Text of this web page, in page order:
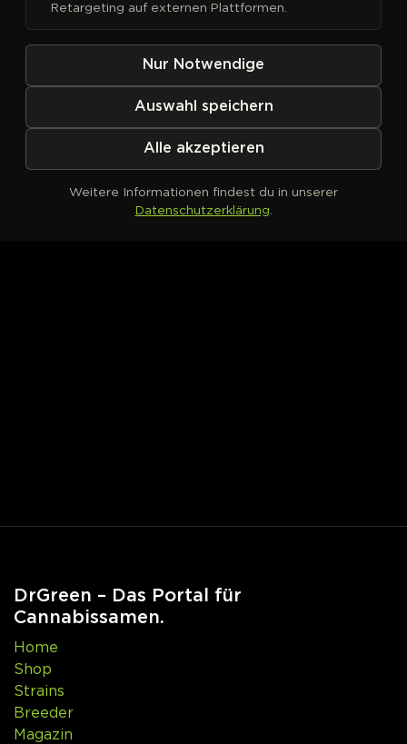
Kein Produkt definiert
DrGreen – Das Portal für
Cannabissamen.
Home
Shop
Strains
Breeder
Magazin
Retargeting auf externen Plattformen.
Nur Notwendige
Auswahl speichern
Alle akzeptieren
Weitere Informationen findest du in unserer
Datenschutzerklärung